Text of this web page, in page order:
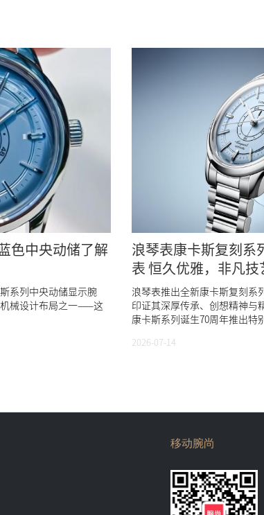
色中央动储了解
系列中央动储显示腕
械设计布局之一——这
浪琴表康卡斯复刻系
表 恒久优雅，非凡技
浪琴表推出全新康卡斯复刻系
印证其深厚传承、创想精神与
康卡斯系列诞生70周年推出特
2026-07-14
移动腕尚